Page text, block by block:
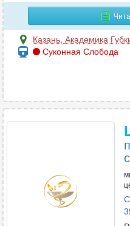
Казань, Академика
Суконная Слобода